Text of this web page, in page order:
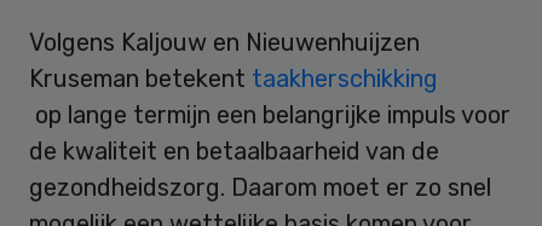
Volgens Kaljouw en Nieuwenhuijzen
Kruseman betekent taakherschikking
op lange termijn een belangrijke impuls voor
de kwaliteit en betaalbaarheid van de
gezondheidszorg. Daarom moet er zo snel